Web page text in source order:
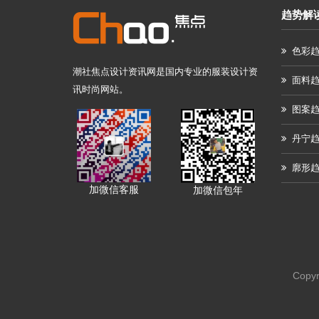
潮社焦点设计资讯网是国内专业的服装设计资
讯时尚网站。
加微信客服 加微信包年
趋势解
色彩
面料
图案
丹宁
廓形